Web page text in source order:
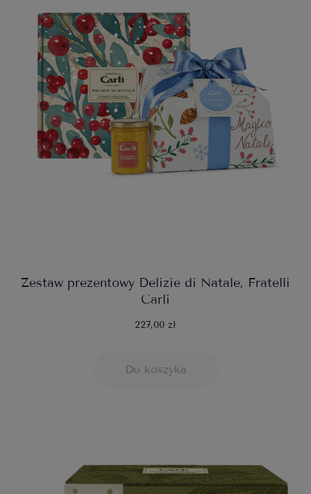
Zestaw prezentowy Delizie di Natale, Fratelli
Carli
227,00 zł
Do koszyka